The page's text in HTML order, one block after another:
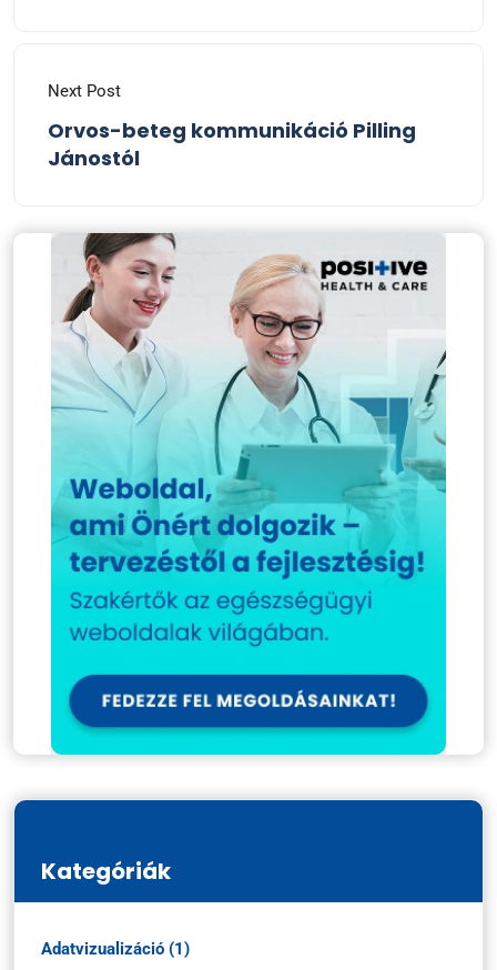
Next Post
Orvos-beteg kommunikáció Pilling
Jánostól
Kategóriák
Adatvizualizáció (1)